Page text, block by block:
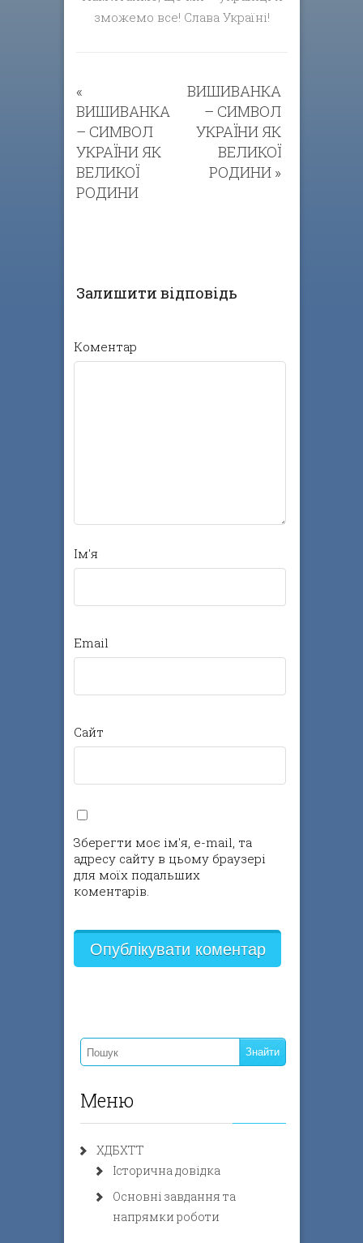
зможемо все! Слава Україні!
«
ВИШИВАНКА
– СИМВОЛ
УКРАЇНИ ЯК
ВЕЛИКОЇ
РОДИНИ
ВИШИВАНКА
– СИМВОЛ
УКРАЇНИ ЯК
ВЕЛИКОЇ
РОДИНИ »
Залишити відповідь
Коментар
Ім'я
Email
Сайт
Зберегти моє ім'я, e-mail, та
адресу сайту в цьому браузері
для моїх подальших
коментарів.
Меню
ХДБХТТ
Історична довідка
Основні завдання та
напрямки роботи